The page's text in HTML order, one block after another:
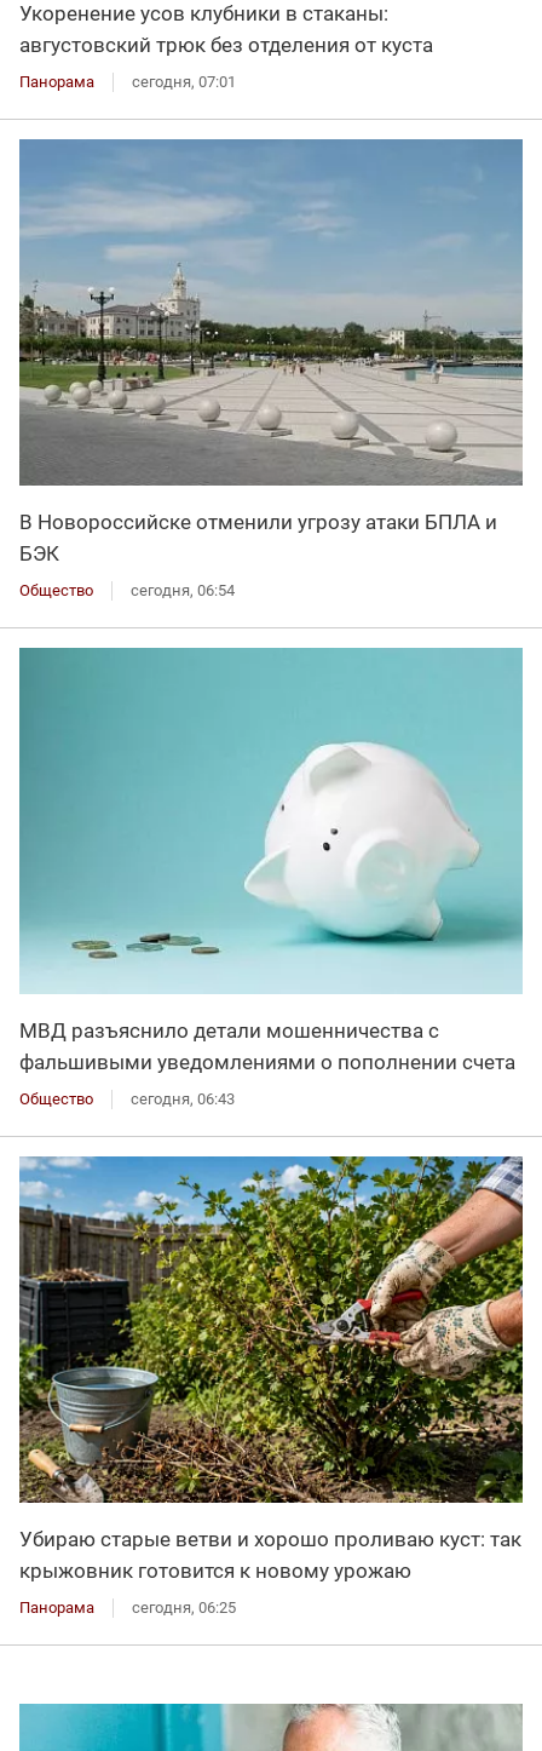
Укоренение усов клубники в стаканы:
августовский трюк без отделения от куста
Панорама сегодня, 07:01
В Новороссийске отменили угрозу атаки БПЛА и
БЭК
Общество сегодня, 06:54
МВД разъяснило детали мошенничества с
фальшивыми уведомлениями о пополнении счета
Общество сегодня, 06:43
Убираю старые ветви и хорошо проливаю куст: так
крыжовник готовится к новому урожаю
Панорама сегодня, 06:25